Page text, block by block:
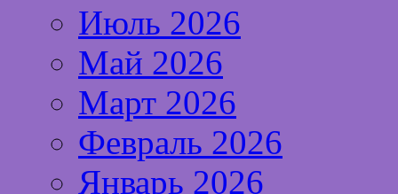
Июль 2026
Май 2026
Март 2026
Февраль 2026
Январь 2026